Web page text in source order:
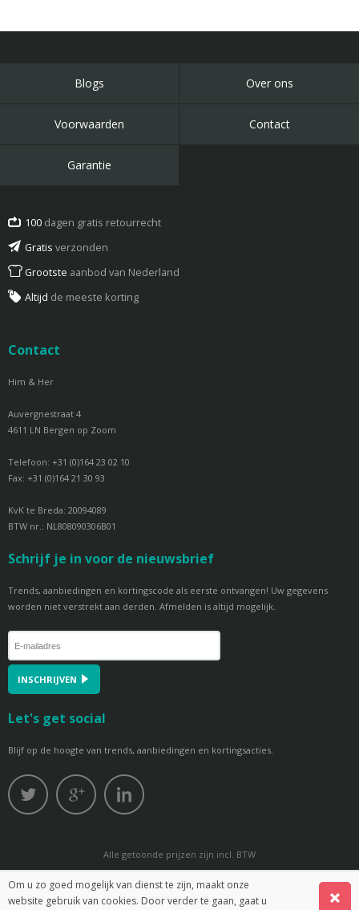
Blogs Over ons
Voorwaarden Contact
Garantie
100 dagen gratis retourrecht
Gratis verzonden
Grootste aanbod van Nederland
Altijd de meeste korting
Contact
Him & Her
Auvergnestraat 4
4611 LN Bergen op Zoom
Telefoon: +31 (0)164 23 02 10
Fax: +31 (0)164 21 30 93
KvK te Breda: 20094089
BTW nr.: NL808090306B01
Schrijf je in voor de nieuwsbrief
Trends, aanbiedingen en kortingscode als eerste ontvangen! Uw gegevens
worden niet verstrekt aan derden. Afmelden is altijd mogelijk.
INSCHRIJVEN
Let's get social
Blijf op de hoogte van trends, aanbiedingen en kortingsacties.
Alle getoonde prijzen zijn incl. BTW
Webshop door
Fastware
Om u zo goed mogelijk van dienst te zijn, maakt onze
website gebruik van cookies. Door verder te gaan, gaat u